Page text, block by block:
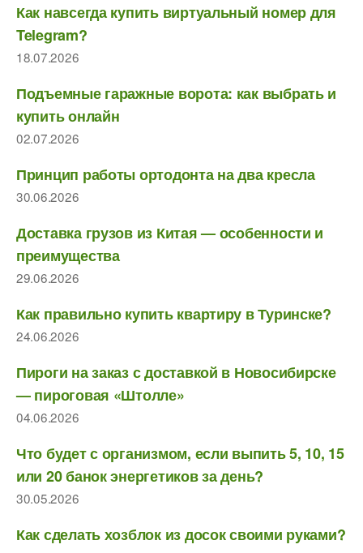
Как навсегда купить виртуальный номер для
Telegram?
18.07.2026
Подъемные гаражные ворота: как выбрать и
купить онлайн
02.07.2026
Принцип работы ортодонта на два кресла
30.06.2026
Доставка грузов из Китая — особенности и
преимущества
29.06.2026
Как правильно купить квартиру в Туринске?
24.06.2026
Пироги на заказ с доставкой в Новосибирске
— пироговая «Штолле»
04.06.2026
Что будет с организмом, если выпить 5, 10, 15
или 20 банок энергетиков за день?
30.05.2026
Как сделать хозблок из досок своими руками?